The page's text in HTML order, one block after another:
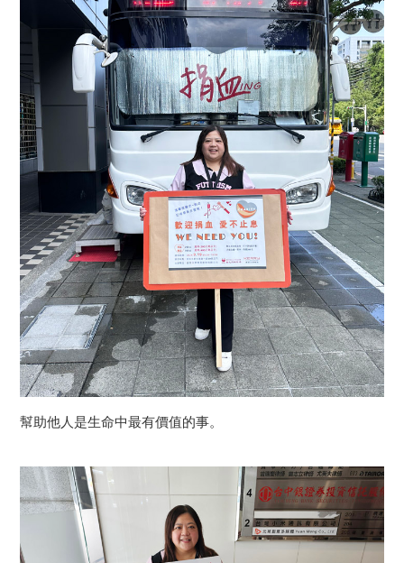
幫助他人是生命中最有價值的事。